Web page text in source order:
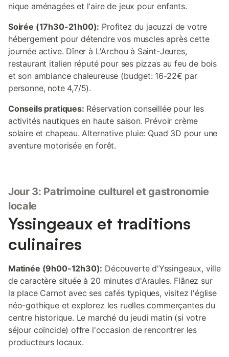
nique aménagées et l'aire de jeux pour enfants.
Soirée (17h30-21h00): Profitez du jacuzzi de votre
hébergement pour détendre vos muscles après cette
journée active. Dîner à L'Archou à Saint-Jeures,
restaurant italien réputé pour ses pizzas au feu de bois
et son ambiance chaleureuse (budget: 16-22€ par
personne, note 4,7/5).
Conseils pratiques: Réservation conseillée pour les
activités nautiques en haute saison. Prévoir crème
solaire et chapeau. Alternative pluie: Quad 3D pour une
aventure motorisée en forêt.
Jour 3: Patrimoine culturel et gastronomie
locale
Yssingeaux et traditions
culinaires
Matinée (9h00-12h30): Découverte d'Yssingeaux, ville
de caractère située à 20 minutes d'Araules. Flânez sur
la place Carnot avec ses cafés typiques, visitez l'église
néo-gothique et explorez les ruelles commerçantes du
centre historique. Le marché du jeudi matin (si votre
séjour coïncide) offre l'occasion de rencontrer les
producteurs locaux.